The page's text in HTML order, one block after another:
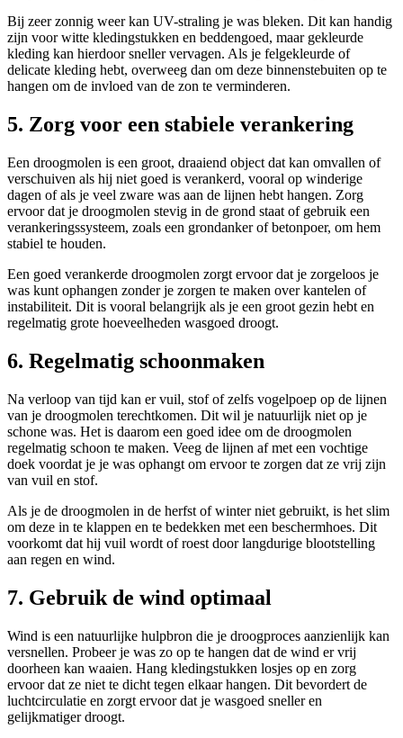
Bij zeer zonnig weer kan UV-straling je was bleken. Dit kan handig
zijn voor witte kledingstukken en beddengoed, maar gekleurde
kleding kan hierdoor sneller vervagen. Als je felgekleurde of
delicate kleding hebt, overweeg dan om deze binnenstebuiten op te
hangen om de invloed van de zon te verminderen.
5. Zorg voor een stabiele verankering
Een droogmolen is een groot, draaiend object dat kan omvallen of
verschuiven als hij niet goed is verankerd, vooral op winderige
dagen of als je veel zware was aan de lijnen hebt hangen. Zorg
ervoor dat je droogmolen stevig in de grond staat of gebruik een
verankeringssysteem, zoals een grondanker of betonpoer, om hem
stabiel te houden.
Een goed verankerde droogmolen zorgt ervoor dat je zorgeloos je
was kunt ophangen zonder je zorgen te maken over kantelen of
instabiliteit. Dit is vooral belangrijk als je een groot gezin hebt en
regelmatig grote hoeveelheden wasgoed droogt.
6. Regelmatig schoonmaken
Na verloop van tijd kan er vuil, stof of zelfs vogelpoep op de lijnen
van je droogmolen terechtkomen. Dit wil je natuurlijk niet op je
schone was. Het is daarom een goed idee om de droogmolen
regelmatig schoon te maken. Veeg de lijnen af met een vochtige
doek voordat je je was ophangt om ervoor te zorgen dat ze vrij zijn
van vuil en stof.
Als je de droogmolen in de herfst of winter niet gebruikt, is het slim
om deze in te klappen en te bedekken met een beschermhoes. Dit
voorkomt dat hij vuil wordt of roest door langdurige blootstelling
aan regen en wind.
7. Gebruik de wind optimaal
Wind is een natuurlijke hulpbron die je droogproces aanzienlijk kan
versnellen. Probeer je was zo op te hangen dat de wind er vrij
doorheen kan waaien. Hang kledingstukken losjes op en zorg
ervoor dat ze niet te dicht tegen elkaar hangen. Dit bevordert de
luchtcirculatie en zorgt ervoor dat je wasgoed sneller en
gelijkmatiger droogt.